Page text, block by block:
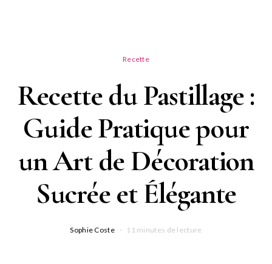
Recette
Recette du Pastillage :
Guide Pratique pour
un Art de Décoration
Sucrée et Élégante
Sophie Coste 11 minutes de lecture